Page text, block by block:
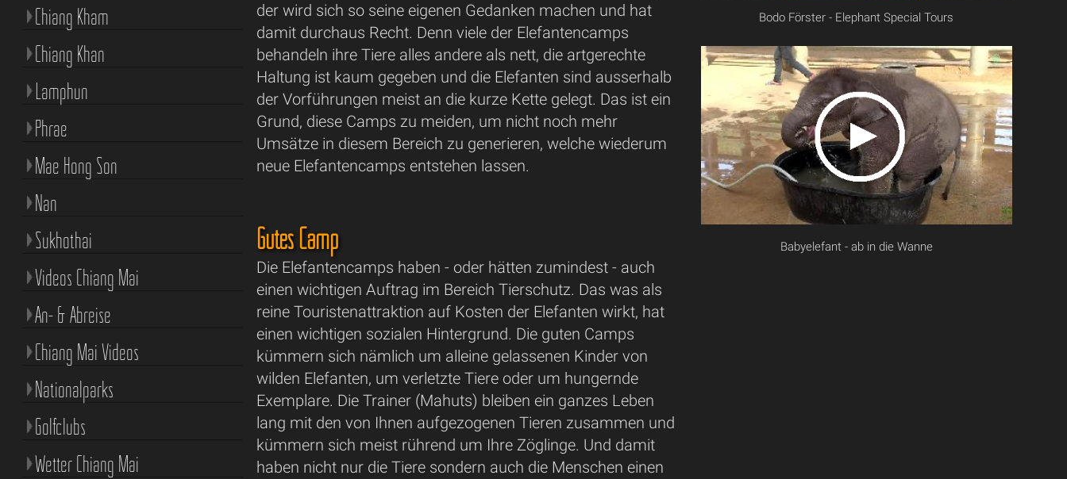
Bodo Förster - Elephant Special Tours
Babyelefant - ab in die Wanne
der wird sich so seine eigenen Gedanken machen und hat
damit durchaus Recht. Denn viele der Elefantencamps
behandeln ihre Tiere alles andere als nett, die artgerechte
Haltung ist kaum gegeben und die Elefanten sind ausserhalb
der Vorführungen meist an die kurze Kette gelegt. Das ist ein
Grund, diese Camps zu meiden, um nicht noch mehr
Umsätze in diesem Bereich zu generieren, welche wiederum
neue Elefantencamps entstehen lassen.
Gutes Camp
Die Elefantencamps haben - oder hätten zumindest - auch
einen wichtigen Auftrag im Bereich Tierschutz. Das was als
reine Touristenattraktion auf Kosten der Elefanten wirkt, hat
einen wichtigen sozialen Hintergrund. Die guten Camps
kümmern sich nämlich um alleine gelassenen Kinder von
wilden Elefanten, um verletzte Tiere oder um hungernde
Exemplare. Die Trainer (Mahuts) bleiben ein ganzes Leben
lang mit den von Ihnen aufgezogenen Tieren zusammen und
kümmern sich meist rührend um Ihre Zöglinge. Und damit
haben nicht nur die Tiere sondern auch die Menschen einen
Chiang Kham
Chiang Khan
Lamphun
Phrae
Mae Hong Son
Nan
Sukhothai
Videos Chiang Mai
An- & Abreise
Chiang Mai Videos
Nationalparks
Golfclubs
Wetter Chiang Mai